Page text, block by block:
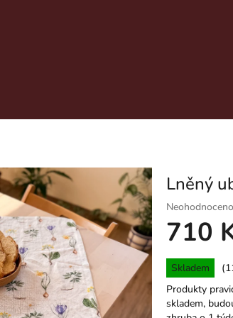
Lněný
Průměrné
hodnocení
produktu
0,0
z
5
hvězdiček.
Neohodnoceno
710
Měrná
cena:
Skladem
Produkty
skladem,